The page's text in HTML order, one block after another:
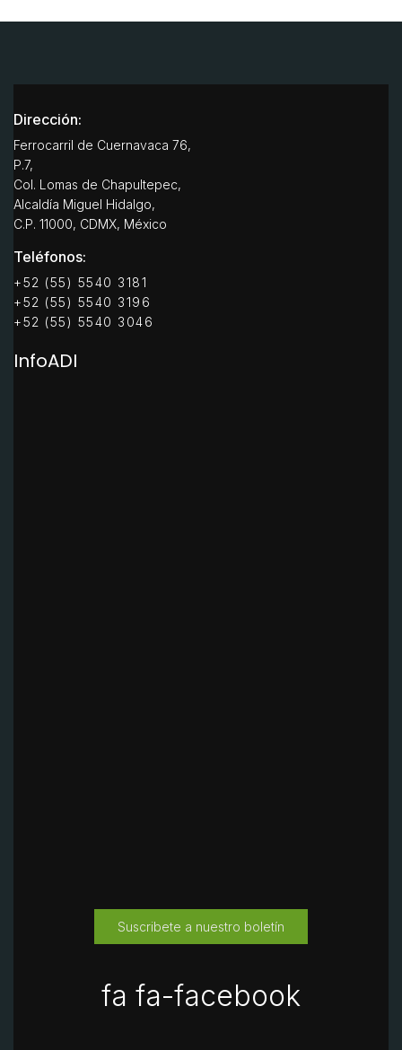
Dirección:
Ferrocarril de Cuernavaca 76,
P.7,
Col. Lomas de Chapultepec,
Alcaldía Miguel Hidalgo,
C.P. 11000, CDMX, México
Teléfonos:
+52 (55) 5540 3181
+52 (55) 5540 3196
+52 (55) 5540 3046
InfoADI
Suscribete a nuestro boletín
fa fa-facebook